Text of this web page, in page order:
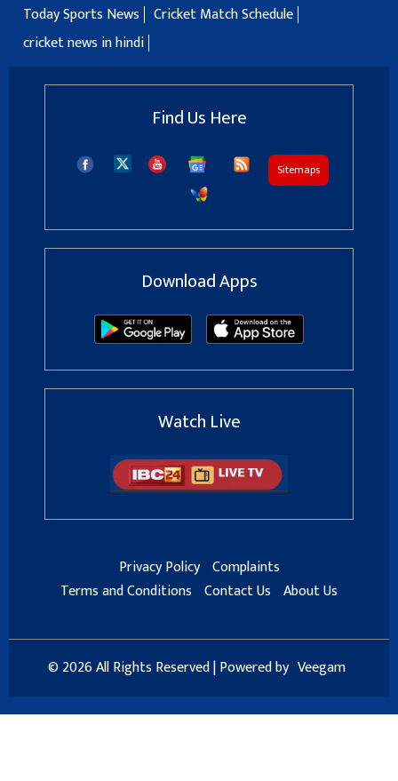
Today Sports News
Cricket Match Schedule
cricket news in hindi
Find Us Here
Sitemaps
Download Apps
Watch Live
Privacy Policy Complaints
Terms and Conditions Contact Us About Us
© 2026 All Rights Reserved | Powered by Veegam